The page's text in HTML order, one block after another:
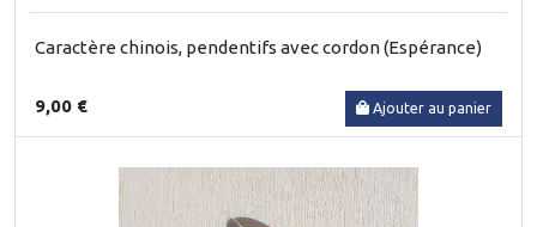
Caractère chinois, pendentifs avec cordon (Espérance)
9,00 € Ajouter au panier